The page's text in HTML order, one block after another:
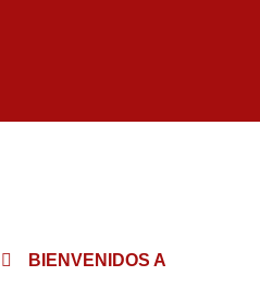
BIENVENIDOS A